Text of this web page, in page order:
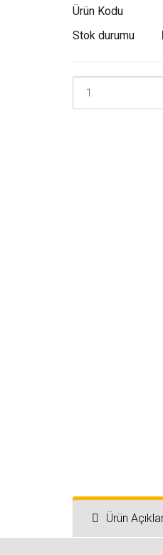
Ürün Kodu
Stok durumu
Ürün